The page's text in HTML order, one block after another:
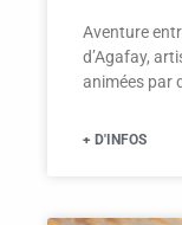
Aventure
d’Agafay,
animées par
+ D'INFOS